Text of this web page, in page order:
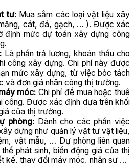
tư:Mua sắm các loại vật liệu xây
cát, đá, gạch, … ). Được xác
định mức dự toán xây dựng công
Là phần trả lương, khoán thầu cho
công xây dựng. Chi phí này được
mức xây dựng, từ việc bóc tách
và đơn giá nhân công thị trường.
móc: Chi phí để mua hoặc thuê
công. Được xác định dựa trên khối
của thị trường.
phòng: Dành cho các phần việc
dựng như quản lý vật tư vật liệu,
vật mẫu, … Dự phòng liên quan
phát sinh, biến động giá của thị
kế, thay đổi máy móc, nhân sự …